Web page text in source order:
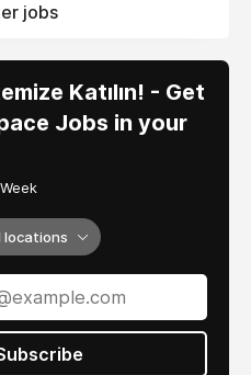
jobs
Katılın! - Get
Jobs in your
locations